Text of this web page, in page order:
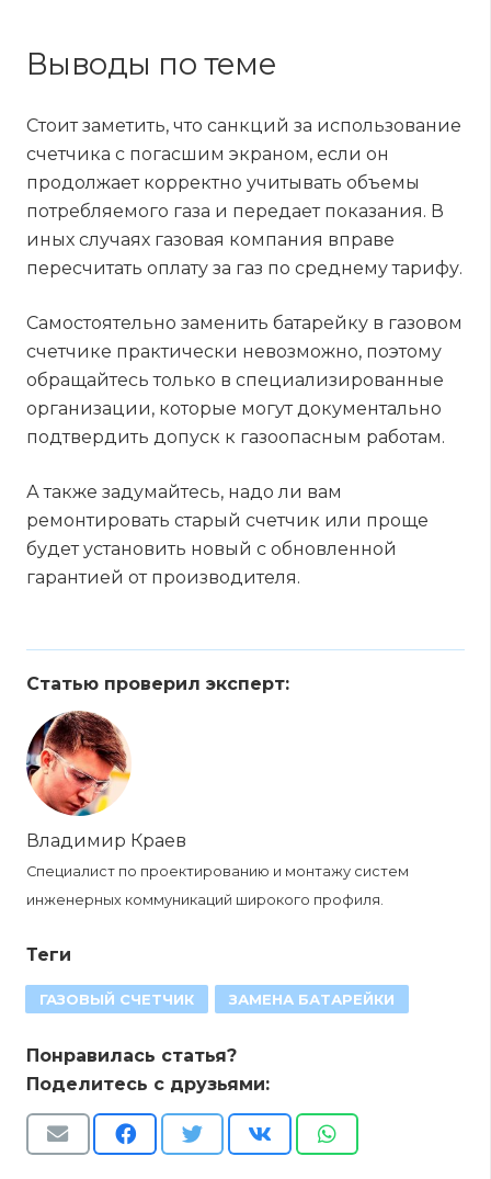
Выводы по теме
Стоит заметить, что санкций за использование
счетчика с погасшим экраном, если он
продолжает корректно учитывать объемы
потребляемого газа и передает показания. В
иных случаях газовая компания вправе
пересчитать оплату за газ по среднему тарифу.
Самостоятельно заменить батарейку в газовом
счетчике практически невозможно, поэтому
обращайтесь только в специализированные
организации, которые могут документально
подтвердить допуск к газоопасным работам.
А также задумайтесь, надо ли вам
ремонтировать старый счетчик или проще
будет установить новый с обновленной
гарантией от производителя.
Статью проверил эксперт:
Владимир Краев
Специалист по проектированию и монтажу систем
инженерных коммуникаций широкого профиля.
Теги
ГАЗОВЫЙ СЧЕТЧИК ЗАМЕНА БАТАРЕЙКИ
Понравилась статья?
Поделитесь с друзьями: